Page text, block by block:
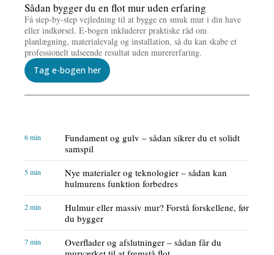
Sådan bygger du en flot mur uden erfaring
Få step-by-step vejledning til at bygge en smuk mur i din have
eller indkørsel. E-bogen inkluderer praktiske råd om
planlægning, materialevalg og installation, så du kan skabe et
professionelt udseende resultat uden murererfaring.
Tag e-bogen her
Fundament og gulv – sådan sikrer du et solidt
samspil
6 min
Nye materialer og teknologier – sådan kan
hulmurens funktion forbedres
5 min
Hulmur eller massiv mur? Forstå forskellene, før
du bygger
2 min
Overflader og afslutninger – sådan får du
7 min